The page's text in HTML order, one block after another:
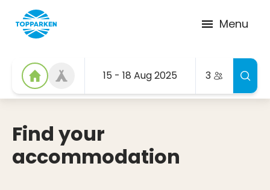
Menu
15 - 18 Aug 2025 3
Find your
accommodation